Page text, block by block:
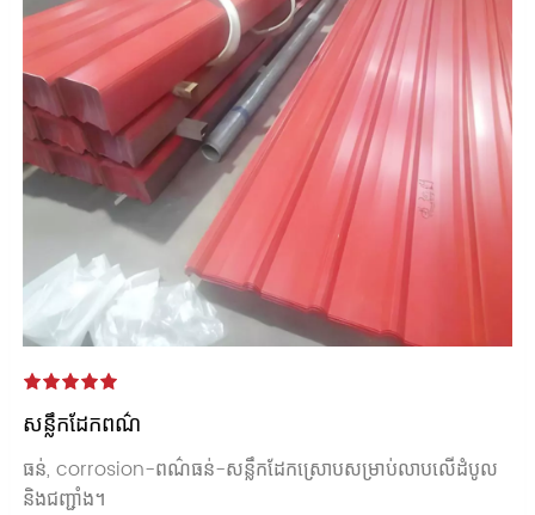
សន្លឹកដែកពណ៌
ធន់, corrosion-ពណ៌ធន់-សន្លឹកដែកស្រោបសម្រាប់លាបលើដំបូល
និងជញ្ជាំង។